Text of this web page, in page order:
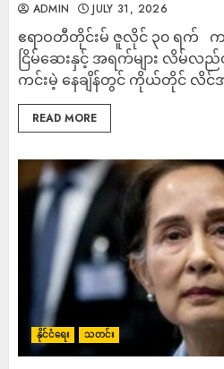
ADMIN JULY 31, 2026
ဧရာဝတီတိုင်းမ် ဇူလိုင် ၃၀ ရက် က
ငြိမ်ဆေးနှင့် အရက်များ လိမ်
ကင်းမဲ့ နေချိန်တွင် ကိုယ်တိုင် လိင်အ
READ MORE
နိုင်ငံရေး သတင်း